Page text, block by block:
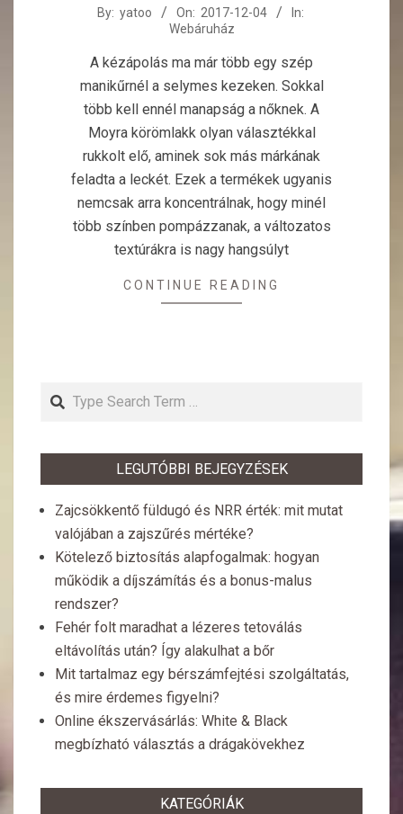
2017-By: yatoo On: 2017-12-04
In:
Webáruház
A kézápolás ma már több egy szép
manikűrnél a selymes kezeken. Sokkal
több kell ennél manapság a nőknek. A
Moyra körömlakk olyan választékkal
rukkolt elő, aminek sok más márkának
feladta a leckét. Ezek a termékek ugyanis
nemcsak arra koncentrálnak, hogy minél
több színben pompázzanak, a változatos
textúrákra is nagy hangsúlyt
CONTINUE READING
Search
LEGUTÓBBI BEJEGYZÉSEK
Zajcsökkentő füldugó és NRR érték: mit mutat
valójában a zajszűrés mértéke?
Kötelező biztosítás alapfogalmak: hogyan
működik a díjszámítás és a bonus-malus
rendszer?
Fehér folt maradhat a lézeres tetoválás
eltávolítás után? Így alakulhat a bőr
Mit tartalmaz egy bérszámfejtési szolgáltatás,
és mire érdemes figyelni?
Online ékszervásárlás: White & Black
megbízható választás a drágakövekhez
KATEGÓRIÁK